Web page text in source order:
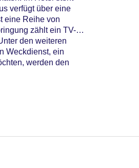
verfügt über eine
eine Reihe von
zählt ein TV-
den weiteren
Weckdienst, ein
werden den